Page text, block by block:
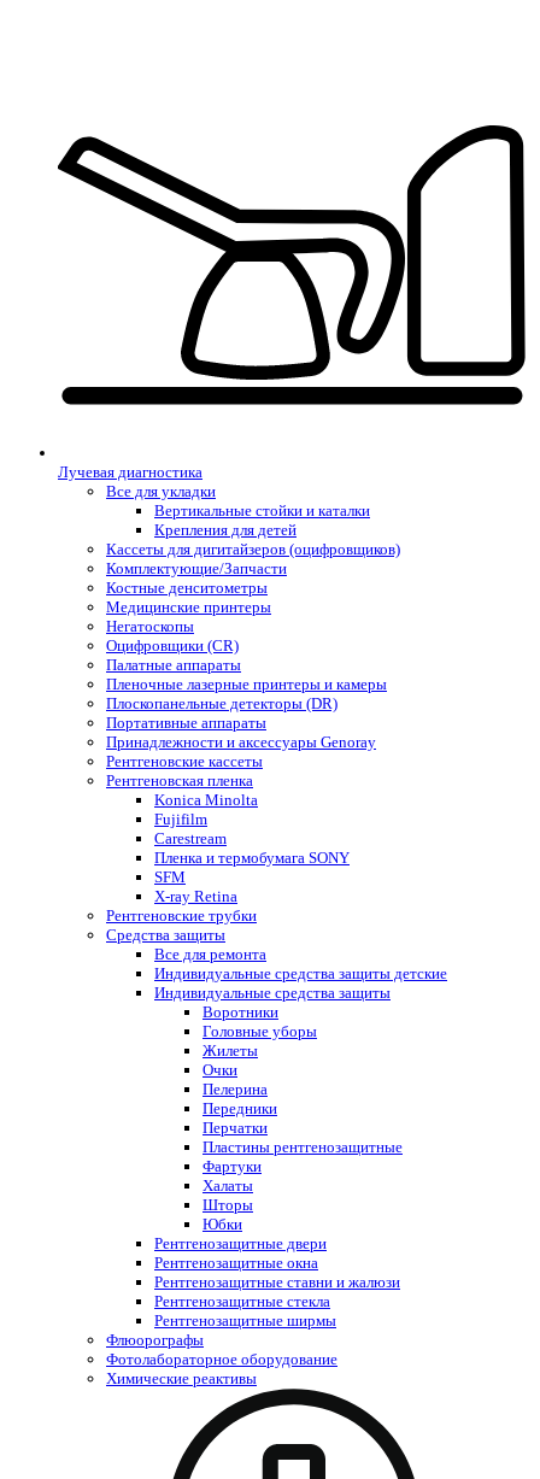
Лучевая диагностика
Все для укладки
Вертикальные стойки и каталки
Крепления для детей
Кассеты для дигитайзеров (оцифровщиков)
Комплектующие/Запчасти
Костные денситометры
Медицинские принтеры
Негатоскопы
Оцифровщики (CR)
Палатные аппараты
Пленочные лазерные принтеры и камеры
Плоскопанельные детекторы (DR)
Портативные аппараты
Принадлежности и аксессуары Genoray
Рентгеновские кассеты
Рентгеновская пленка
Konica Minolta
Fujifilm
Carestream
Пленка и термобумага SONY
SFM
X-ray Retina
Рентгеновские трубки
Средства защиты
Все для ремонта
Индивидуальные средства защиты детские
Индивидуальные средства защиты
Воротники
Головные уборы
Жилеты
Очки
Пелерина
Передники
Перчатки
Пластины рентгенозащитные
Фартуки
Халаты
Шторы
Юбки
Рентгенозащитные двери
Рентгенозащитные окна
Рентгенозащитные ставни и жалюзи
Рентгенозащитные стекла
Рентгенозащитные ширмы
Флюорографы
Фотолабораторное оборудование
Химические реактивы